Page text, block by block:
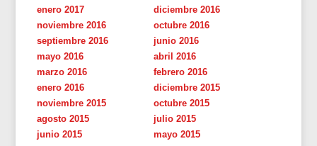
enero 2017
diciembre 2016
noviembre 2016
octubre 2016
septiembre 2016
junio 2016
mayo 2016
abril 2016
marzo 2016
febrero 2016
enero 2016
diciembre 2015
noviembre 2015
octubre 2015
agosto 2015
julio 2015
junio 2015
mayo 2015